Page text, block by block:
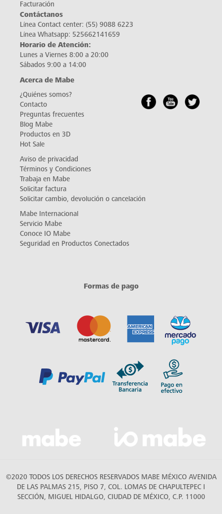
Facturación
Contáctanos
Línea Contact center: (55) 9088 6223
Línea Whatsapp: 525662141659
Horario de Atención:
Lunes a Viernes 8:00 a 20:00
Sábados 9:00 a 14:00
Acerca de Mabe
¿Quiénes somos?
Contacto
Preguntas frecuentes
Blog Mabe
Productos en 3D
Hot Sale
Aviso de privacidad
Términos y Condiciones
Trabaja en Mabe
Solicitar factura
Solicitar cambio, devolución o cancelación
Mabe Internacional
Servicio Mabe
Conoce IO Mabe
Seguridad en Productos Conectados
Formas de pago
©2020 TODOS LOS DERECHOS RESERVADOS MABE MÉXICO AVENIDA
DE LAS PALMAS 215, PISO 7, COL. LOMAS DE CHAPULTEPEC I
SECCIÓN, MIGUEL HIDALGO, CIUDAD DE MÉXICO, C.P. 11000